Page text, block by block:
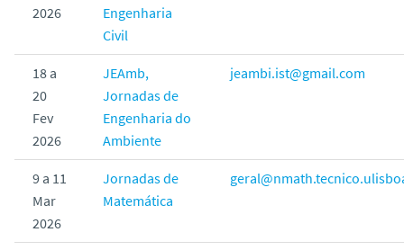
2026
Engenharia
Civil
18 a
20
Fev
2026
JEAmb,
Jornadas de
Engenharia do
Ambiente
jeambi.ist@gmail.com
9 a 11
Mar
2026
Jornadas de
Matemática